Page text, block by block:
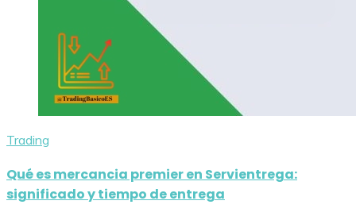
Trading
Qué es mercancia premier en Servientrega:
significado y tiempo de entrega